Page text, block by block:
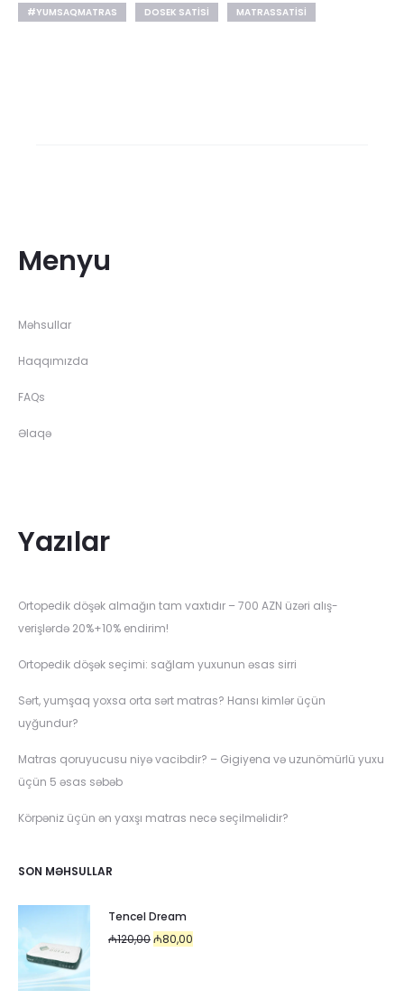
#YUMSAQMATRAS
DOSEK SATISI MATRASSATISI
Menyu
Məhsullar
Haqqımızda
FAQs
Əlaqə
Yazılar
Ortopedik döşək almağın tam vaxtıdır – 700 AZN üzəri alış-
verişlərdə 20%+10% endirim!
Ortopedik döşək seçimi: sağlam yuxunun əsas sirri
Sərt, yumşaq yoxsa orta sərt matras? Hansı kimlər üçün
uyğundur?
Matras qoruyucusu niyə vacibdir? – Gigiyena və uzunömürlü yuxu
üçün 5 əsas səbəb
Körpəniz üçün ən yaxşı matras necə seçilməlidir?
SON MƏHSULLAR
Tencel Dream
₼120,00Original
₼80,00